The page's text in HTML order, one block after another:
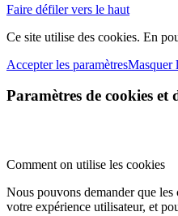
Faire défiler vers le haut
Ce site utilise des cookies. En
Accepter les paramètresMasquer
Paramètres de cookies et
Comment on utilise les cookies
Nous pouvons demander que
votre expérience utilisateur, et